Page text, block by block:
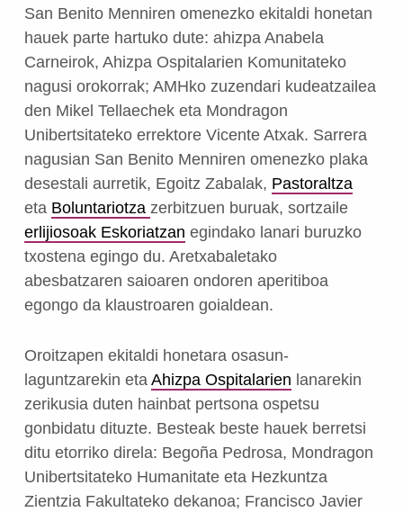
San Benito Menniren omenezko ekitaldi honetan
hauek parte hartuko dute: ahizpa Anabela
Carneirok, Ahizpa Ospitalarien Komunitateko
nagusi orokorrak; AMHko zuzendari kudeatzailea
den Mikel Tellaechek eta Mondragon
Unibertsitateko errektore Vicente Atxak. Sarrera
nagusian San Benito Menniren omenezko plaka
desestali aurretik, Egoitz Zabalak, Pastoraltza
eta Boluntariotza zerbitzuen buruak, sortzaile
erlijiosoak Eskoriatzan egindako lanari buruzko
txostena egingo du. Aretxabaletako
abesbatzaren saioaren ondoren aperitiboa
egongo da klaustroaren goialdean.
Oroitzapen ekitaldi honetara osasun-
laguntzarekin eta Ahizpa Ospitalarien lanarekin
zerikusia duten hainbat pertsona ospetsu
gonbidatu dituzte. Besteak beste hauek berretsi
ditu etorriko direla: Begoña Pedrosa, Mondragon
Unibertsitateko Humanitate eta Hezkuntza
Zientzia Fakultateko dekanoa; Francisco Javier